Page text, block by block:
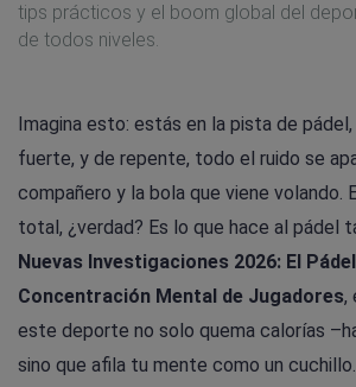
tips prácticos y el boom global del
de todos niveles.
Imagina esto: estás en la pista de
fuerte, y de repente, todo el ruido se
compañero y la bola que viene volando.
total, ¿verdad? Es lo que hace al pádel
Nuevas Investigaciones 2026: El
Concentración Mental de Jugadores,
este deporte no solo quema calorías
sino que afila tu mente como un